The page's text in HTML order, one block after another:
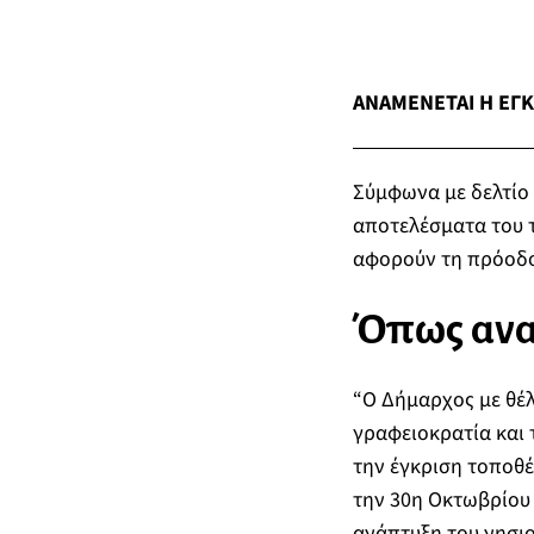
ΑΝΑΜΕΝΕΤΑΙ Η
Σύμφωνα με
αποτελέσματα του
αφορούν τη
Όπως
“Ο Δήμαρχος με
γραφειοκρατία
την έγκριση
την 30η Οκτωβρίου